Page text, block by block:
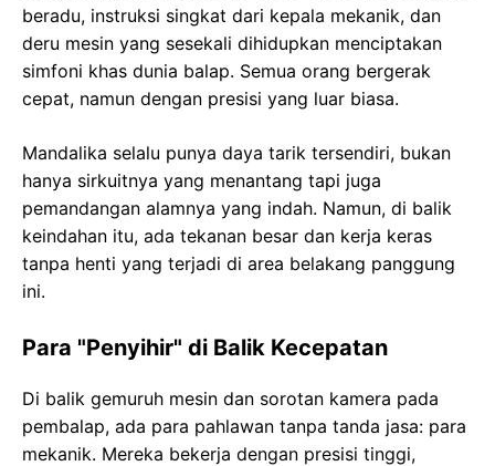
beradu, instruksi singkat dari kepala mekanik, dan
deru mesin yang sesekali dihidupkan menciptakan
simfoni khas dunia balap. Semua orang bergerak
cepat, namun dengan presisi yang luar biasa.
Mandalika selalu punya daya tarik tersendiri, bukan
hanya sirkuitnya yang menantang tapi juga
pemandangan alamnya yang indah. Namun, di balik
keindahan itu, ada tekanan besar dan kerja keras
tanpa henti yang terjadi di area belakang panggung
ini.
Para "Penyihir" di Balik Kecepatan
Di balik gemuruh mesin dan sorotan kamera pada
pembalap, ada para pahlawan tanpa tanda jasa: para
mekanik. Mereka bekerja dengan presisi tinggi,